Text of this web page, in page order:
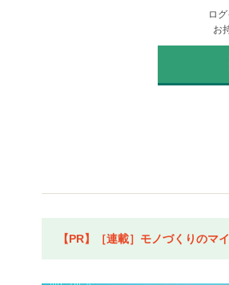
ロ
お
【PR】［連載］モノづくりの